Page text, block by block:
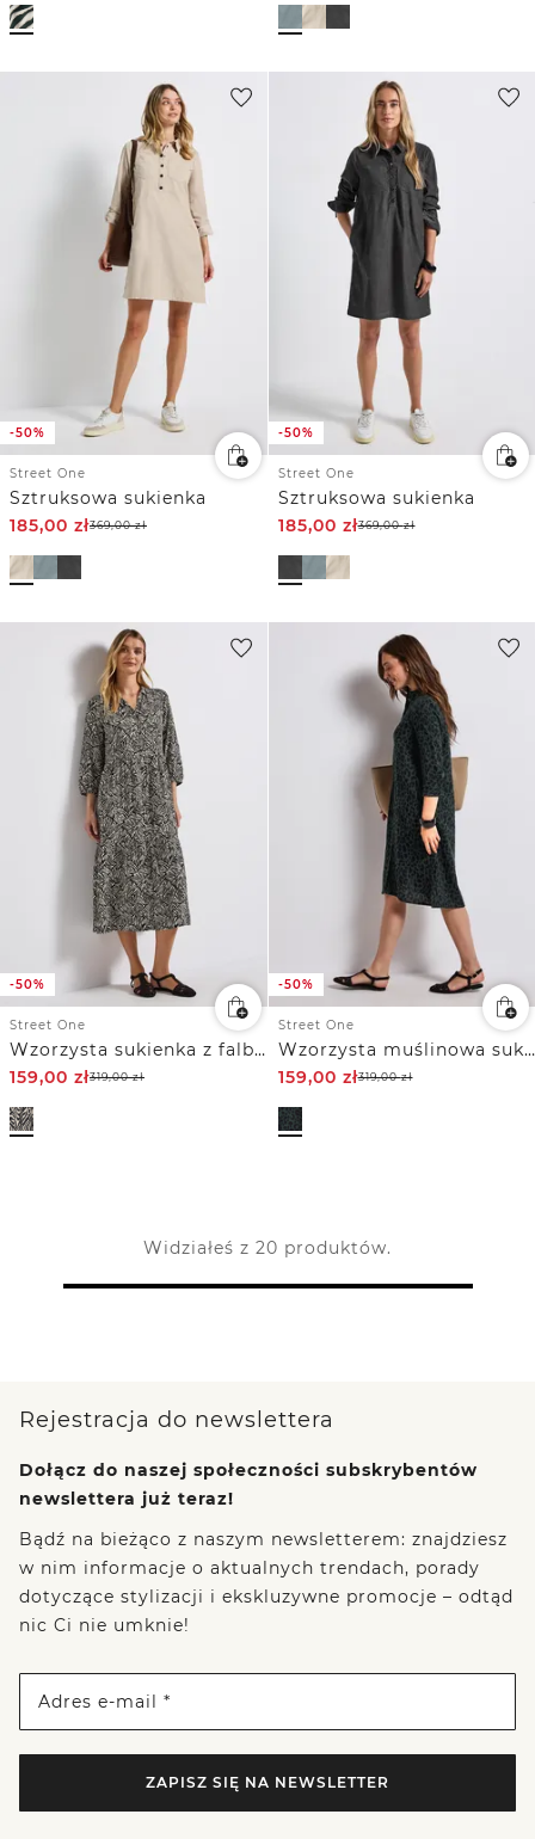
-50%
Street One
Sztruksowa sukienka
185,00 zł369,00zł
-50%
Street One
Sztruksowa sukienka
185,00 zł369,00zł
-50%
Street One
Wzorzysta sukienka z falbanką
159,00 zł319,00zł
-50%
Street One
Wzorzysta muślinowa sukienka
159,00 zł319,00zł
Widziałeś z 20 produktów.
Rejestracja do newslettera
Dołącz do naszej społeczności subskrybentów
newslettera już teraz!
Bądź na bieżąco z naszym newsletterem: znajdziesz
w nim informacje o aktualnych trendach, porady
dotyczące stylizacji i ekskluzywne promocje – odtąd
nic Ci nie umknie!
Adres e-mail *
ZAPISZ SIĘ NA NEWSLETTER